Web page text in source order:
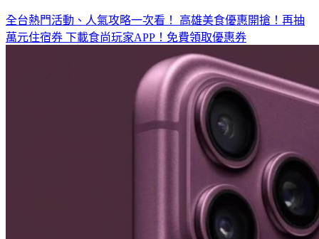
全台熱門活動、人氣攻略一次看！ 高雄美食優惠開搶！再抽
萬元住宿券 下載食尚玩家APP！免費領取優惠券